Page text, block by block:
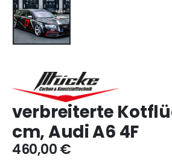
verbreiterte
cm, Audi A6 4F
460,00€